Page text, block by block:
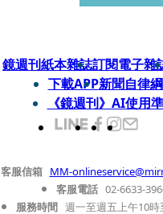
鏡週刊紙本雜誌訂閱電子雜
下載APP新聞自律
《鏡週刊》AI使用
客服信箱 MM-
客服電話 02-6633-
服務時間 週一至週五上午10